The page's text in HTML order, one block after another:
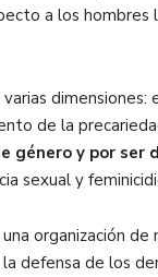
a los
dimensiones:
de la
género y por ser
sexual y
organización
defensa de los